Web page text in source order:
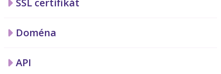
SSL certifikát
Doména
API